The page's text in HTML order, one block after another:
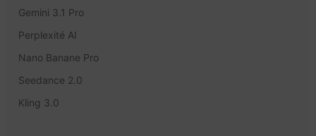
Gemini 3.1 Pro
Perplexité AI
Nano Banane Pro
Seedance 2.0
Kling 3.0